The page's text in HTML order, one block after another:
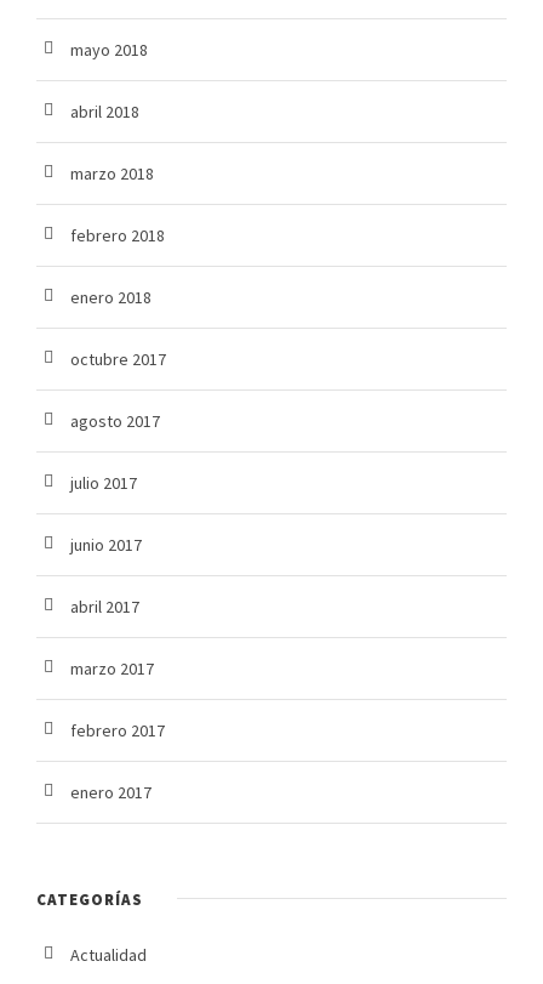
mayo 2018
abril 2018
marzo 2018
febrero 2018
enero 2018
octubre 2017
agosto 2017
julio 2017
junio 2017
abril 2017
marzo 2017
febrero 2017
enero 2017
CATEGORÍAS
Actualidad